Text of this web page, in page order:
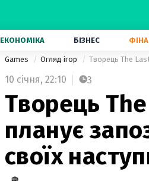
ЕКОНОМІКА БІЗНЕС
Games Огляд ігор Творець The
10 січня, 22:10 3
Творець
планує
своїх